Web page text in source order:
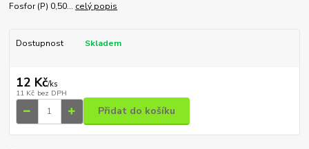
Fosfor (P) 0,50... celý popis
Dostupnost Skladem
12 Kč/ks
11 Kč bez DPH
Přidat do košíku